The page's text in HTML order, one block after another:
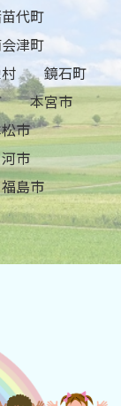
代町
津町
鏡石町
本宮市
市
市
福島市